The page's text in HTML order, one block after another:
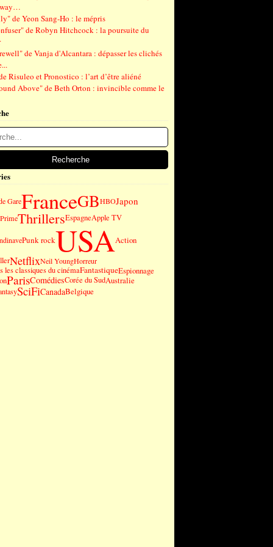
de Yeon Sang-Ho : le mépris
de Robyn Hitchcock : la poursuite du
de Vanja d'Alcantara : dépasser les clichés
Risuleo et Pronostico : l’art d’être aliéné
Above" de Beth Orton : invincible comme le
GareFranceGBHBOJapon
ThrillersEspagneApple TV
Punk rockUSAAction
NetflixNeil YoungHorreur
les classiques du cinémaFantastiqueEspionnage
ParisComédiesCorée du SudAustralie
SciFiCanadaBelgique